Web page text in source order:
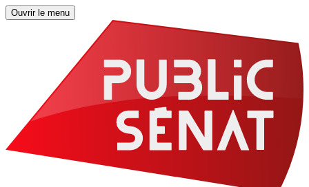
Ouvrir le menu